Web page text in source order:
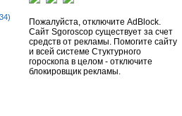
Пожалуйста, отключите AdBlock.
Сайт Sgoroscop существует за счет
средств от рекламы. Помогите сайту
и всей системе Стуктурного
гороскопа в целом - отключите
блокировщик рекламы.